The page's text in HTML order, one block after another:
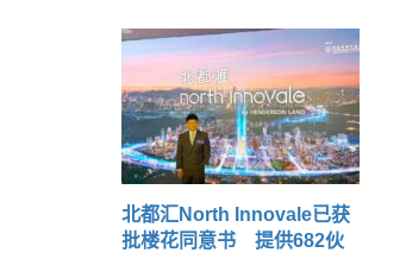
北都汇North Innovale已获
批楼花同意书 提供682伙